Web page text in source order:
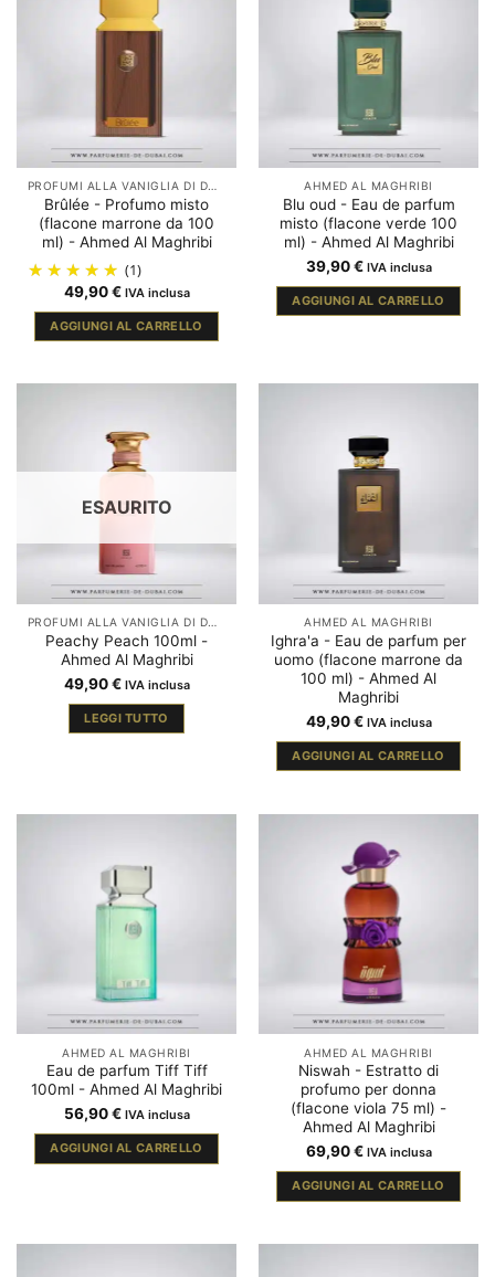
Brûlée - Profumo misto
(flacone marrone da 100
ml) - Ahmed Al Maghribi
(1)
49,90€ IVA inclusa
AGGIUNGI AL CARRELLO
AHMED AL MAGHRIBI
Blu oud - Eau de parfum
misto (flacone verde 100
ml) - Ahmed Al Maghribi
39,90€ IVA inclusa
AGGIUNGI AL CARRELLO
ESAURITO
PROFUMI ALLA VANIGLIA DI DUBAI
Peachy Peach 100ml -
Ahmed Al Maghribi
49,90€ IVA inclusa
LEGGI TUTTO
AHMED AL MAGHRIBI
Ighra'a - Eau de parfum per
uomo (flacone marrone da
100 ml) - Ahmed Al
Maghribi
49,90€ IVA inclusa
AGGIUNGI AL CARRELLO
AHMED AL MAGHRIBI
Eau de parfum Tiff Tiff
100ml - Ahmed Al Maghribi
56,90€ IVA inclusa
AGGIUNGI AL CARRELLO
AHMED AL MAGHRIBI
Niswah - Estratto di
profumo per donna
(flacone viola 75 ml) -
Ahmed Al Maghribi
69,90€ IVA inclusa
AGGIUNGI AL CARRELLO